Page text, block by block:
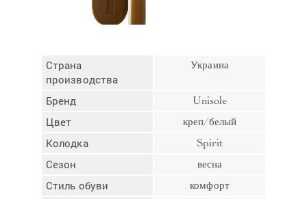
Страна
производства
Украина
Бренд Unisole
Цвет креп/белый
Колодка Spirit
Сезон весна
Стиль обуви комфорт